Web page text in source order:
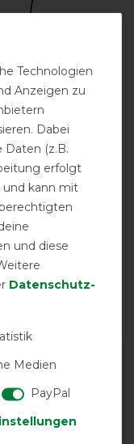
Technologien
Anzeigen zu
Dabei
Daten (z.B.
erfolgt
und kann mit
und diese
Daten­schutz­
Medien
PayPal